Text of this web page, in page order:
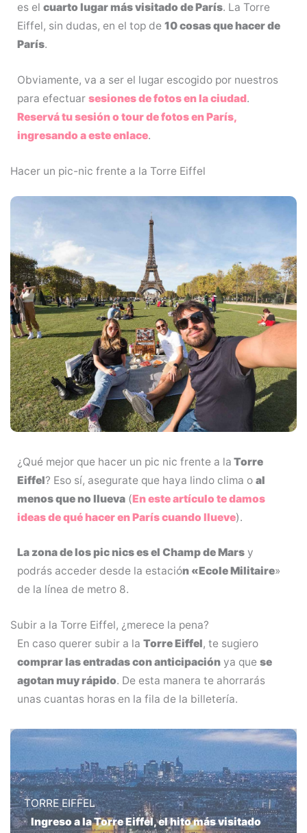
es el cuarto lugar más visitado de París. La Torre
Eiffel, sin dudas, en el top de 10 cosas que hacer de
París.
Obviamente, va a ser el lugar escogido por nuestros
para efectuar sesiones de fotos en la ciudad.
Reservá tu sesión o tour de fotos en París,
ingresando a este enlace.
Hacer un pic-nic frente a la Torre Eiffel
¿Qué mejor que hacer un pic nic frente a la Torre
Eiffel? Eso sí, asegurate que haya lindo clima o al
menos que no llueva (En este artículo te damos
ideas de qué hacer en París cuando llueve).
La zona de los pic nics es el Champ de Mars y
podrás acceder desde la estación «Ecole Militaire»
de la línea de metro 8.
Subir a la Torre Eiffel, ¿merece la pena?
En caso querer subir a la Torre Eiffel, te sugiero
comprar las entradas con anticipación ya que se
agotan muy rápido. De esta manera te ahorrarás
unas cuantas horas en la fila de la billetería.
TORRE EIFFEL
Ingreso a la Torre Eiffel, el hito más visitado